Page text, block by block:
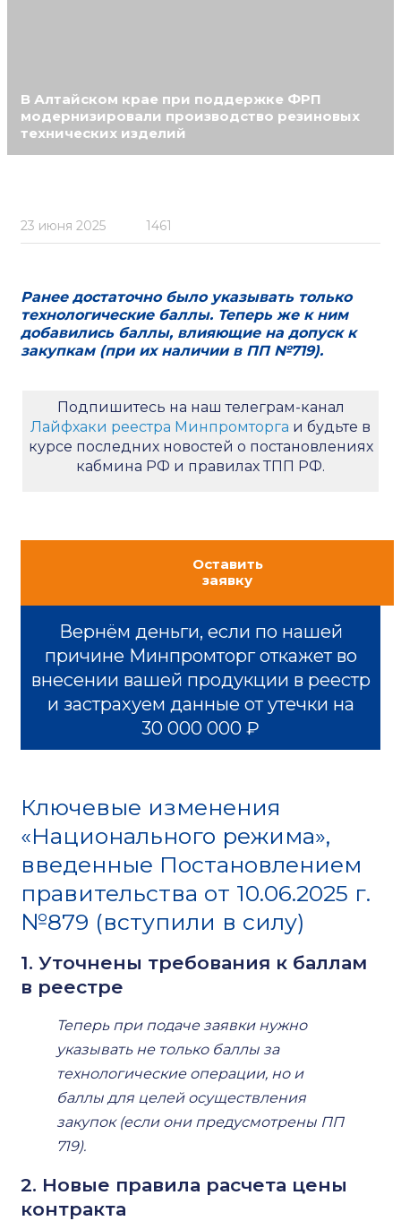
В Алтайском крае при поддержке ФРП
модернизировали производство резиновых
технических изделий
23 июня 2025 1461
Ранее достаточно было указывать только
технологические баллы. Теперь же к ним
добавились баллы, влияющие на допуск к
закупкам (при их наличии в ПП №719).
Подпишитесь на наш телеграм-канал
Лайфхаки реестра Минпромторга и будьте в
курсе последних новостей о постановлениях
кабмина РФ и правилах ТПП РФ.
Оставить
заявку
Вернём деньги, если по нашей
причине Минпромторг откажет во
внесении вашей продукции в реестр
и застрахуем данные от утечки на
30 000 000 ₽
Ключевые изменения
«Национального режима»,
введенные Постановлением
правительства от 10.06.2025 г.
№879 (вступили в силу)
1. Уточнены требования к баллам
в реестре
Теперь при подаче заявки нужно
указывать не только баллы за
технологические операции, но и
баллы для целей осуществления
закупок (если они предусмотрены ПП
719).
2. Новые правила расчета цены
контракта